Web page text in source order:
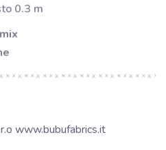
0.3 m
www.bubufabrics.it